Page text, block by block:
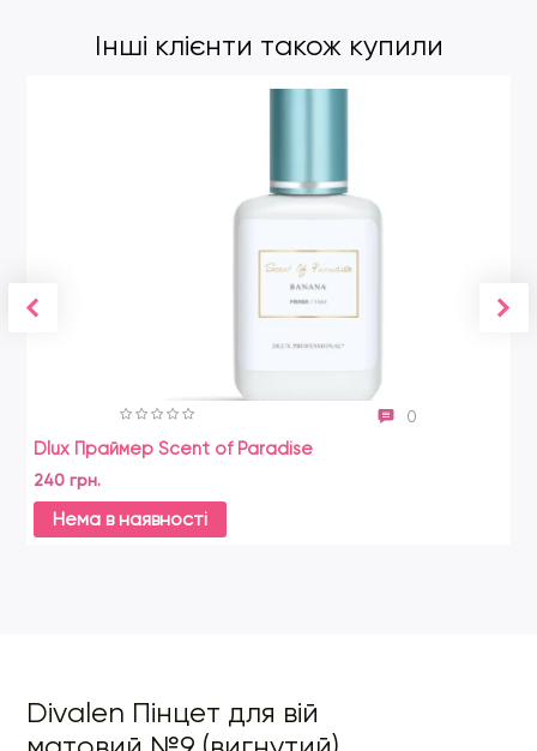
Інші клієнти також купили
0
Dlux Праймер Scent of Paradise
240 грн.
Нема в наявності
Divalen Пінцет для вій